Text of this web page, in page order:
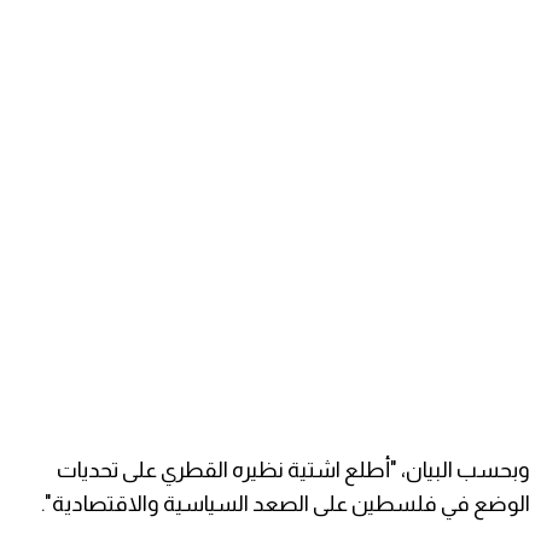
وبحسب البيان، "أطلع اشتية نظيره القطري على تحديات
الوضع في فلسطين على الصعد السياسية والاقتصادية".